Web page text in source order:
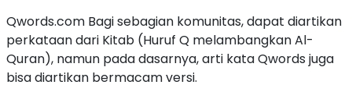
Qwords.com Bagi sebagian komunitas, dapat diartikan
perkataan dari Kitab (Huruf Q melambangkan Al-
Quran), namun pada dasarnya, arti kata Qwords juga
bisa diartikan bermacam versi.